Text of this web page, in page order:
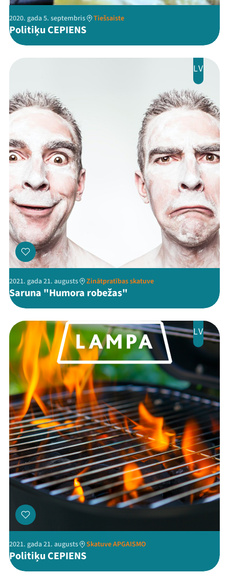
2020. gada 5. septembris Tiešsaiste
Politiķu CEPIENS
LV
2021. gada 21. augusts Zinātpratības skatuve
Saruna "Humora robežas"
LV
2021. gada 21. augusts Skatuve APGAISMO
Politiķu CEPIENS